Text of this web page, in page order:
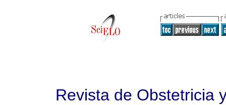
Revista de Obstetricia